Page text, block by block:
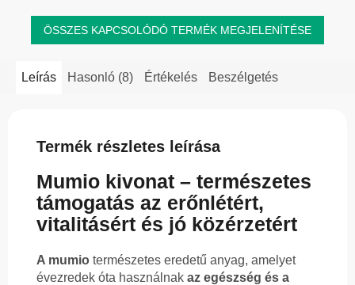
ÖSSZES KAPCSOLÓDÓ TERMÉK MEGJELENÍTÉSE
Leírás Hasonló (8) Értékelés Beszélgetés
Termék részletes leírása
Mumio kivonat – természetes
támogatás az erőnlétért,
vitalitásért és jó közérzetért
A mumio természetes eredetű anyag, amelyet
évezredek óta használnak az egészség és a